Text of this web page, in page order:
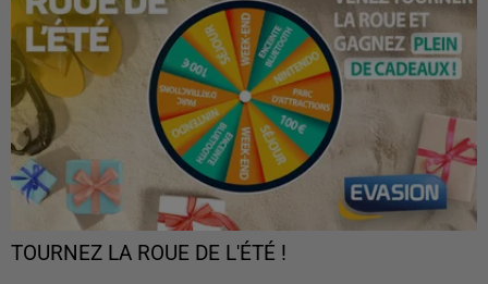
TOURNEZ LA ROUE DE L'ÉTÉ !